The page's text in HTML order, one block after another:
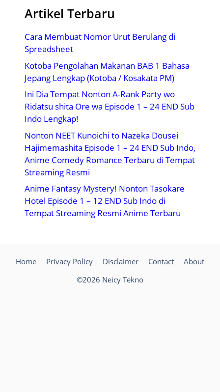
Artikel Terbaru
Cara Membuat Nomor Urut Berulang di
Spreadsheet
Kotoba Pengolahan Makanan BAB 1 Bahasa
Jepang Lengkap (Kotoba / Kosakata PM)
Ini Dia Tempat Nonton A-Rank Party wo
Ridatsu shita Ore wa Episode 1 – 24 END Sub
Indo Lengkap!
Nonton NEET Kunoichi to Nazeka Dousei
Hajimemashita Episode 1 – 24 END Sub Indo,
Anime Comedy Romance Terbaru di Tempat
Streaming Resmi
Anime Fantasy Mystery! Nonton Tasokare
Hotel Episode 1 – 12 END Sub Indo di
Tempat Streaming Resmi Anime Terbaru
Home Privacy Policy Disclaimer Contact
About
©2026 Neicy Tekno